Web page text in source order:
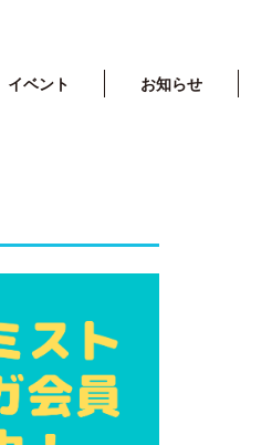
イベント お知らせ